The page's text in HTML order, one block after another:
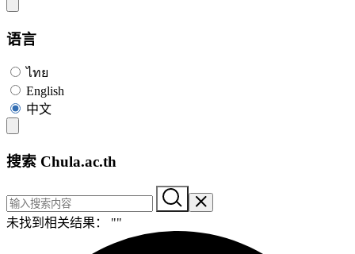
语言
ไทย
English
中文
搜索 Chula.ac.th
未找到相关结果： ""